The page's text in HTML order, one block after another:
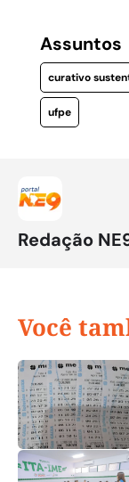
Assuntos
curativo
ufpe
Redação
Você